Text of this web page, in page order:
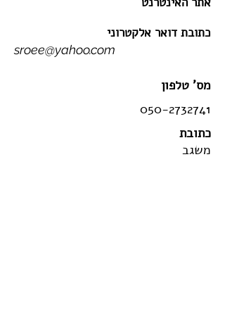
כתובת דואר אלקטרוני
sroee@yahoo.com
מס' טלפון
050-2732741
כתובת
משגב